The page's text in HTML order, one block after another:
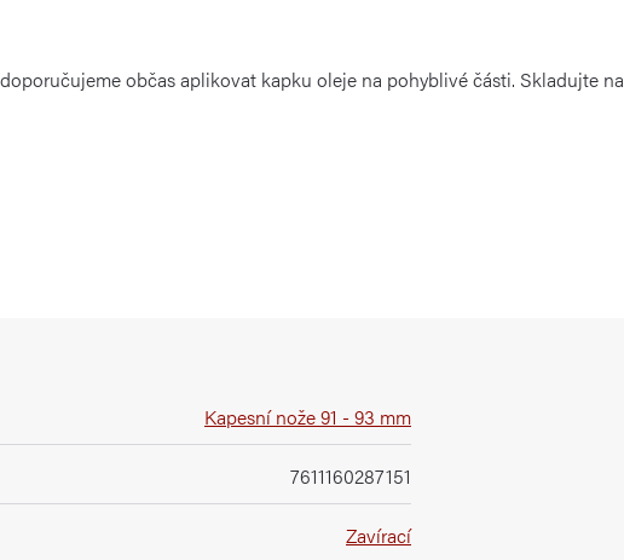
občas aplikovat kapku oleje na pohyblivé části. Skladujte na
Kapesní nože 91 - 93 mm
7611160287151
Zavírací